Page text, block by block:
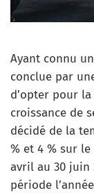
Ayant connu
conclue par
d’opter pour
croissance de
décidé de la
% et 4 % sur
avril au 30 juin
période